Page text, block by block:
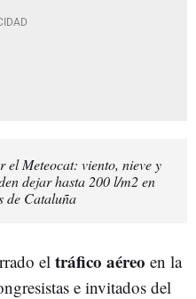
el Meteocat: viento, nieve y
dejar hasta 200 l/m2 en
de Cataluña
el tráfico aéreo en la
e invitados del